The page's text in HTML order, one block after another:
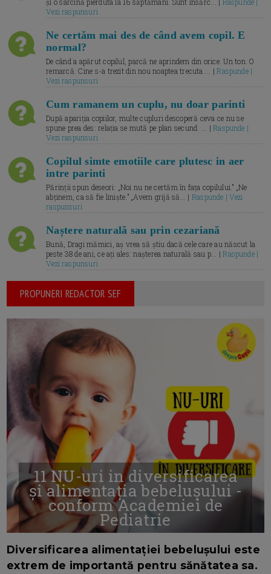
și o sarcină pierduta la 16 săptămâni. Sunt însărc... | Raspunde |
Vezi raspunsuri
Ne certăm mai des de când avem copil. E
normal?
De când a apărut copilul, parcă ne aprindem din orice. Un ton. O
remarcă. Cine s-a trezit din nou noaptea trecuta.... |Raspunde |
Vezi raspunsuri
Cum ramanem un cuplu, nu doar parinti
După apariția copiilor, multe cupluri descoperă ceva ce nu se
spune prea des: relația se mută pe plan secund. ... |Raspunde |
Vezi raspunsuri
Copilul simte emotiile care plutesc in aer
intre parinti
Părinții spun deseori: „Noi nu ne certăm în fața copilului.” „Ne
abținem, ca să fie liniște.” „Avem grijă să... | Raspunde | Vezi
raspunsuri
Naștere naturală sau prin cezariană
Bună, Dragi mămici, aș vrea să știu dacă cele care au născut la
peste 38 de ani, ce ați ales: nașterea naturală sau p... |Raspunde |
Vezi raspunsuri
PROPUNERI REDACTOR SEF
11 NU-uri in diversificarea
și alimentația bebelușului -
conform Academiei de
Pediatrie
Diversificarea alimentației bebelușului este
extrem de importantă pentru sănătatea sa.